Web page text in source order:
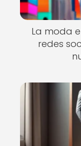
La moda
redes